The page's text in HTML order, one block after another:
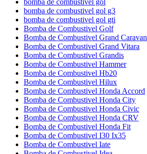
bomba de combustivel gol
bomba de combustivel gol g3
bomba de combustivel gol gti
Bomba de Combustivel Golf
Bomba de Combustivel Grand Caravan
Bomba de Combustivel Grand Vitara
Bomba de Combustivel Grandis
Bomba de Combustivel Hammer
Bomba de Combustivel Hb20
Bomba de Combustivel Hilux
Bomba de Combustivel Honda Accord
Bomba de Combustivel Honda City
Bomba de Combustivel Honda Civic
Bomba de Combustivel Honda CRV
Bomba de Combustivel Honda Fit
Bomba de Combustivel I30 Ix35
Bomba de Combustivel Iate